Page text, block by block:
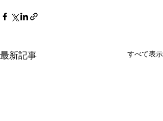
最新記事 すべて表示